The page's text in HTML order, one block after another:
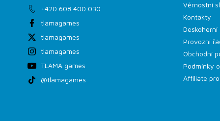
+420 608 400 030
tlamagames
tlamagames
tlamagames
TLAMA games
@tlamagames
Věrnostní
Kontakty
Provozní
Obchodní
Podmínky
Affiliate